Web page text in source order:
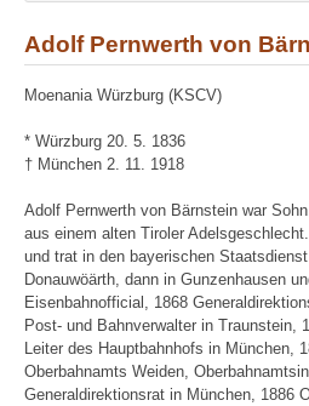
Adolf Pernwerth von
Moenania Würzburg (KSCV)
* Würzburg 20. 5. 1836
† München 2. 11. 1918
Adolf Pernwerth von Bärnstein war
aus einem alten Tiroler
und trat in den bayerischen
Donauwöärth, dann in Gunzenhausen
Eisenbahnofficial, 1868
Post- und Bahnverwalter in Traunstein,
Leiter des Hauptbahnhofs in München,
Oberbahnamts Weiden,
Generaldirektionsrat in München, 1886